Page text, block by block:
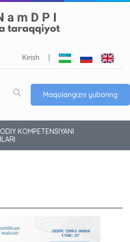
Kirish
Maqolangizni yuboring
KOMPETENSIYANI